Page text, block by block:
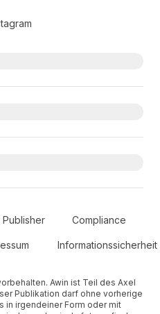
Publisher Compliance
Informationssicherheit
Awin ist Teil des Axel
Publikation darf ohne vorherige
in irgendeiner Form oder mit